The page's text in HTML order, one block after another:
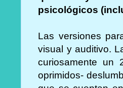
psicológicos
Las versiones
visual y auditivo.
curiosamente un
oprimidos-